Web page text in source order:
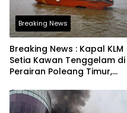
Breaking News
Breaking News : Kapal KLM
Setia Kawan Tenggelam di
Perairan Poleang Timur,